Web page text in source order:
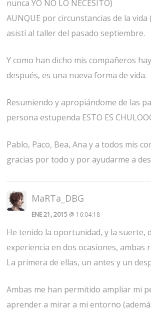
nunca YO NO LO NECESITO)
AUNQUE por circunstancias de la vida
asistí al taller del pasado septiembre.
Y como han dicho mis compañeros
después, es una nueva forma de vida.
Resumiendo y apropiándome de las
persona estupenda ESTO ES
Pablo, Paco, Bea, Ana y a todos mis
gracias por todo y por ayudarme a
MaRTa_DBG
ENE 21, 2015 @ 16:04:18
He tenido la oportunidad, y la suerte,
experiencia en dos ocasiones, ambas
La primera de ellas, un antes y un
Ambas me han permitido ampliar mi
aprender a mirar a mi entorno